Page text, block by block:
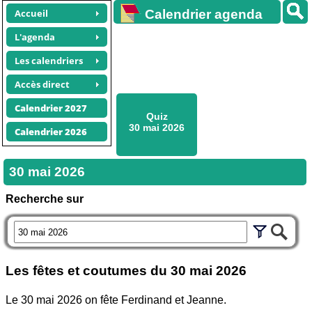
Accueil
L'agenda
Les calendriers
Accès direct
Calendrier 2027
Calendrier 2026
Calendrier agenda
Quiz
30 mai 2026
30 mai 2026
Recherche sur
Les fêtes et coutumes du 30 mai 2026
Le 30 mai 2026 on fête Ferdinand et Jeanne.